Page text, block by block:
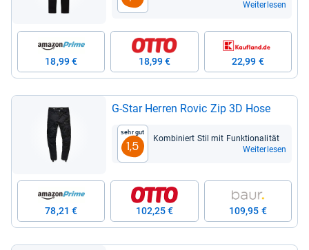
Weiterlesen
18,99 € 18,99 € 22,99 €
G-​Star Her­ren Rovic Zip 3D Hose
Sehr gut
1,5
Kom­bi­niert Stil mit Funk­tio­na­li­tät
Weiterlesen
78,21 € 102,25 € 109,95 €